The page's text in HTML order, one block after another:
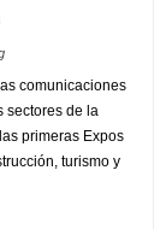
comunicaciones
sectores de la
primeras Expos
turismo y